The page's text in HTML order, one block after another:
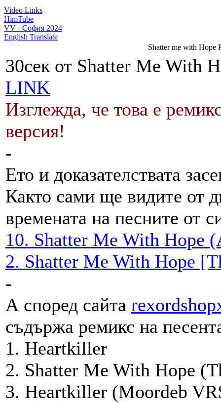
Video Links
HimTube
VV - София 2024
English Translate
Shatter me with Hope
30сек от Shatter Me With
LINK
Изглежда, че това е
версия!
-
Ето и доказателствата
Както сами ще видите от
времената на песните от
10. Shatter Me With Hope
2. Shatter Me With Hope
-
А според сайта
съдържа ремикс на
1. Heartkiller
2. Shatter Me With Hope
3. Heartkiller (Moordeb